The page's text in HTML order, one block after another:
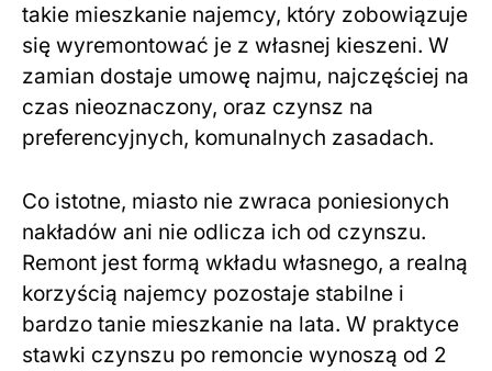
takie mieszkanie najemcy, który zobowiązuje
się wyremontować je z własnej kieszeni. W
zamian dostaje umowę najmu, najczęściej na
czas nieoznaczony, oraz czynsz na
preferencyjnych, komunalnych zasadach.
Co istotne, miasto nie zwraca poniesionych
nakładów ani nie odlicza ich od czynszu.
Remont jest formą wkładu własnego, a realną
korzyścią najemcy pozostaje stabilne i
bardzo tanie mieszkanie na lata. W praktyce
stawki czynszu po remoncie wynoszą od 2